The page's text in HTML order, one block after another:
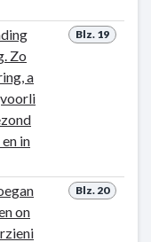
Blz. 19
Zo
a
in
Blz. 20
on